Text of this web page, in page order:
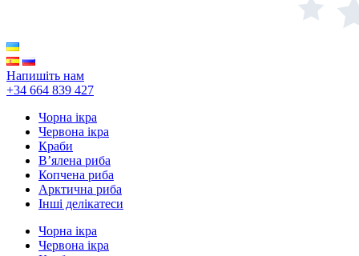
Напишіть нам
+34 664 839 427
Чорна ікра
Червона ікра
Краби
В’ялена риба
Копчена риба
Арктична риба
Інші делікатеси
Чорна ікра
Червона ікра